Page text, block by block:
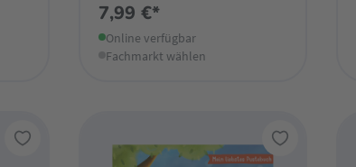
7,99 €*
Online verfügbar
Fachmarkt wählen